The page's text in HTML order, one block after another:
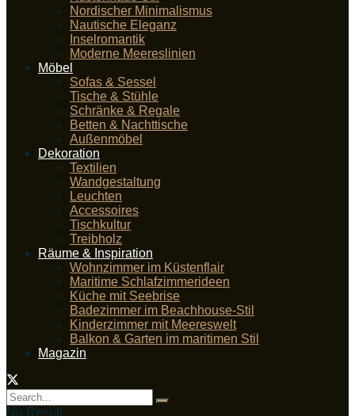
Nordischer Minimalismus
Nautische Eleganz
Inselromantik
Moderne Meereslinien
Möbel
Sofas & Sessel
Tische & Stühle
Schränke & Regale
Betten & Nachttische
Außenmöbel
Dekoration
Textilien
Wandgestaltung
Leuchten
Accessoires
Tischkultur
Treibholz
Räume & Inspiration
Wohnzimmer im Küstenflair
Maritime Schlafzimmerideen
Küche mit Seebrise
Badezimmer im Beachhouse-Stil
Kinderzimmer mit Meereswelt
Balkon & Garten im maritimen Stil
Magazin
No Result